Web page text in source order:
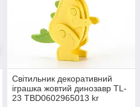
Світильник декоративний
іграшка жовтий динозавр TL-
23 TBD0602965013 kr